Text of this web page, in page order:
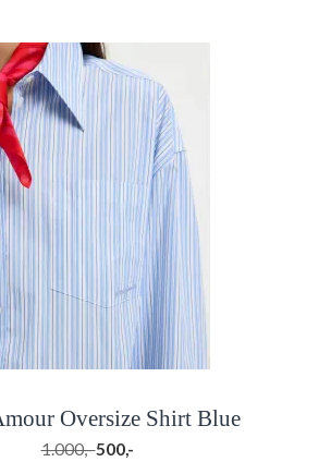
Oversize Shirt Blue
1.000,-500,-